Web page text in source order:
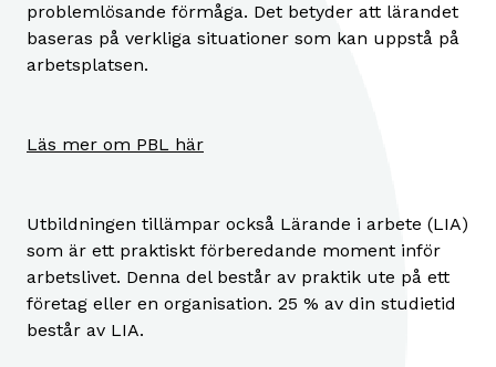
problemlösande förmåga. Det betyder att lärandet
baseras på verkliga situationer som kan uppstå på
arbetsplatsen.
Läs mer om PBL här
Utbildningen tillämpar också Lärande i arbete (LIA)
som är ett praktiskt förberedande moment inför
arbetslivet. Denna del består av praktik ute på ett
företag eller en organisation. 25 % av din studietid
består av LIA.